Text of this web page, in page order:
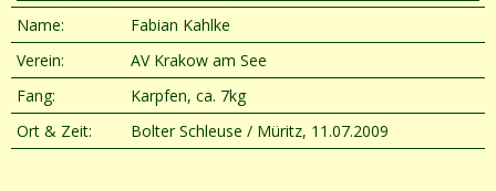
Name:
Fabian Kahlke
Verein:
AV Krakow am See
Fang:
Karpfen, ca. 7kg
Ort & Zeit:
Bolter Schleuse / Müritz, 11.07.2009